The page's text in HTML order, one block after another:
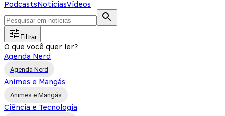
PodcastsNotíciasVídeos
Filtrar
O que você quer ler?
Agenda Nerd
Agenda Nerd
Animes e Mangás
Animes e Mangás
Ciência e Tecnologia